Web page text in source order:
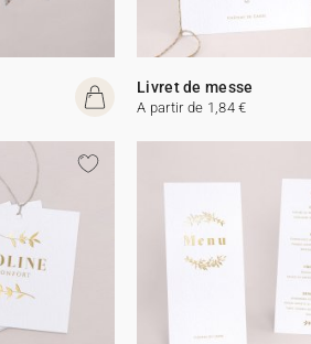
Livret de messe
A partir de 1,84 €